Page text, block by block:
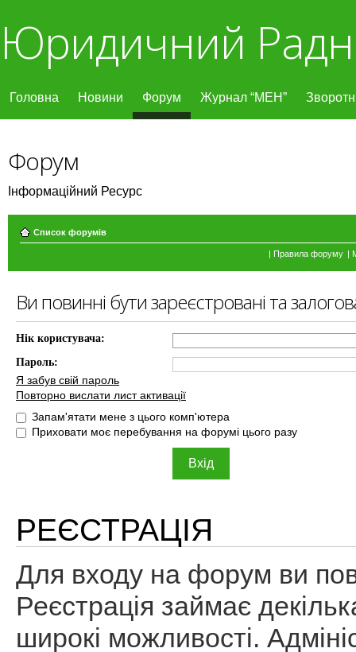
Юридичний
Головна Новини Форум Журнал “МЕН”
Форум
Інформаційний Ресурс
Список форумів
| Правила форуму |
Ви повинні бути зареєстровані та
Нік користувача:
Пароль:
Я забув свій пароль
Повторно вислати лист активації
Запам'ятати мене з цього комп'ютера
Приховати моє перебування на форумі цього разу
РЕЄСТРАЦІЯ
Для входу на форум ви
Реєстрація займає
широкі можливості.